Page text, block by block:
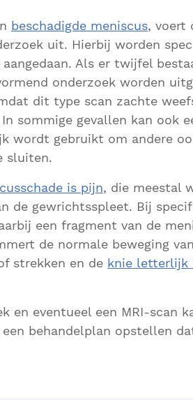
beschadigde meniscus, voert
uit. Hierbij worden
Als er twijfel
onderzoek worden
dit type scan zachte
sommige gevallen kan ook
wordt gebruikt om andere
sluiten.
is pijn, die meestal
de gewrichtsspleet. Bij
een fragment van de
de normale beweging
strekken en de knie letterlijk
en eventueel een MRI-scan
behandelplan opstellen